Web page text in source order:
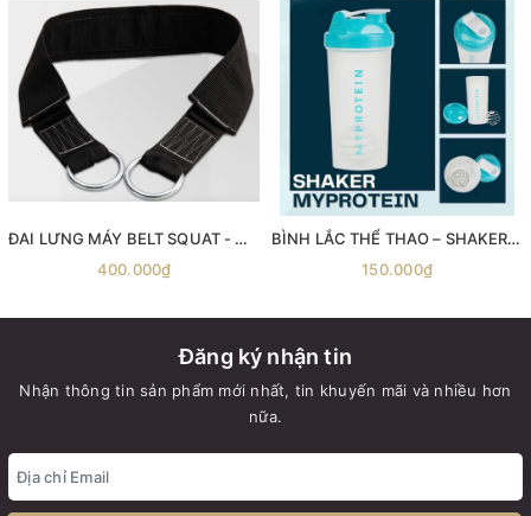
ĐAI LƯNG MÁY BELT SQUAT - Máy gánh đùi với dây đai Belt Squat
400.000₫
BÌNH LẮC THỂ THAO – SHAKER MYPROTEIN 600ML
150.000₫
Đăng ký nhận tin
Nhận thông tin sản phẩm mới nhất, tin khuyến mãi và nhiều hơn
nữa.